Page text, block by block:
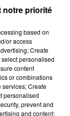
notre priorité
based on
or access
Create
personalised
content
or combinations
services; Create
personalised
prevent and
and content;